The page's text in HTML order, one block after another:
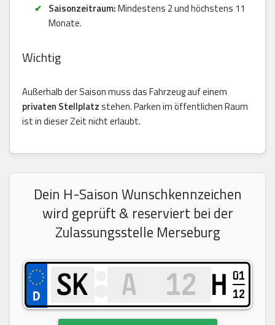
Saisonzeitraum:Mindestens 2 und höchstens 11
Monate.
Wichtig
Außerhalb der Saison muss das Fahrzeug auf einem
privaten Stellplatzstehen. Parken im öffentlichen Raum
ist in dieser Zeit nicht erlaubt.
Dein H-Saison Wunschkennzeichen
wird geprüft & reserviert bei der
Zulassungsstelle Merseburg
H 01
12